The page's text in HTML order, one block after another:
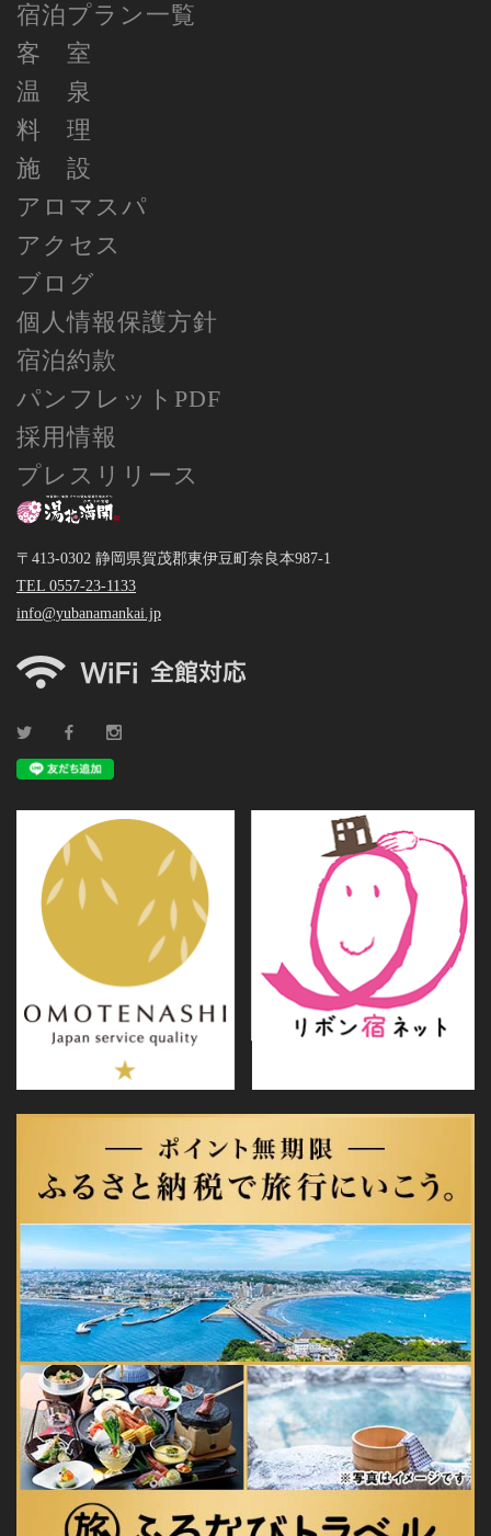
宿泊プラン一覧
客 室
温 泉
料 理
施 設
アロマスパ
アクセス
ブログ
個人情報保護方針
宿泊約款
パンフレットPDF
採用情報
プレスリリース
〒413-0302 静岡県賀茂郡東伊豆町奈良本987-1
TEL 0557-23-1133
info@yubanamankai.jp